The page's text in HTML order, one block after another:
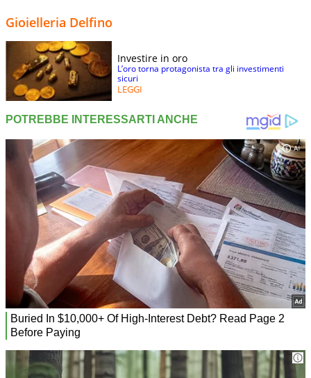
Gioielleria Delfino
Investire in oro
L’oro torna protagonista tra gli investimenti
sicuri
LEGGI